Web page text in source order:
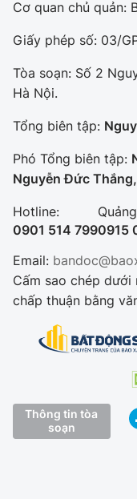
Cơ quan chủ quản:
Giấy phép số: 03/
Tòa soạn: Số 2
Hà Nội.
Tổng biên tập:
Phó Tổng biên tập:
Nguyễn Đức
Hotline:
0901 514 7990915
Email:
Cấm sao chép
chấp thuận bằng
Thông tin tòa
soạn